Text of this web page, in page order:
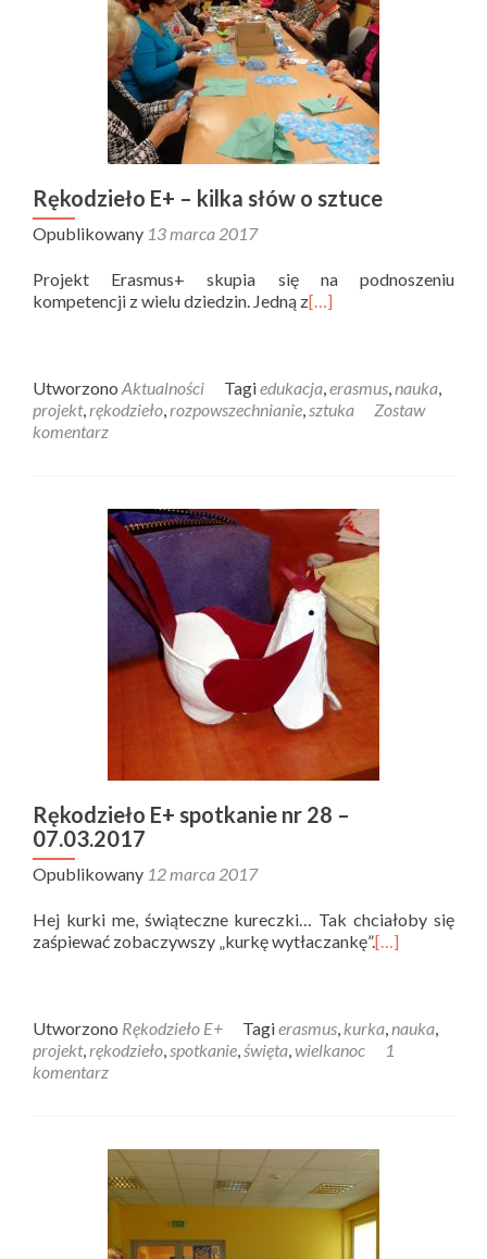
Rękodzieło E+ – kilka słów o sztuce
Opublikowany 13 marca 2017
Projekt Erasmus+ skupia się na podnoszeniu
kompetencji z wielu dziedzin. Jedną z[…]
Utworzono Aktualności Tagiedukacja,erasmus,nauka,
projekt,rękodzieło,rozpowszechnianie,sztuka
Zostaw
komentarz
Rękodzieło E+ spotkanie nr 28 –
07.03.2017
Opublikowany 12 marca 2017
Hej kurki me, świąteczne kureczki… Tak chciałoby się
zaśpiewać zobaczywszy „kurkę wytłaczankę”.[…]
Utworzono Rękodzieło E+ Tagierasmus, kurka,nauka,
projekt,rękodzieło,spotkanie,święta,wielkanoc
1
komentarz